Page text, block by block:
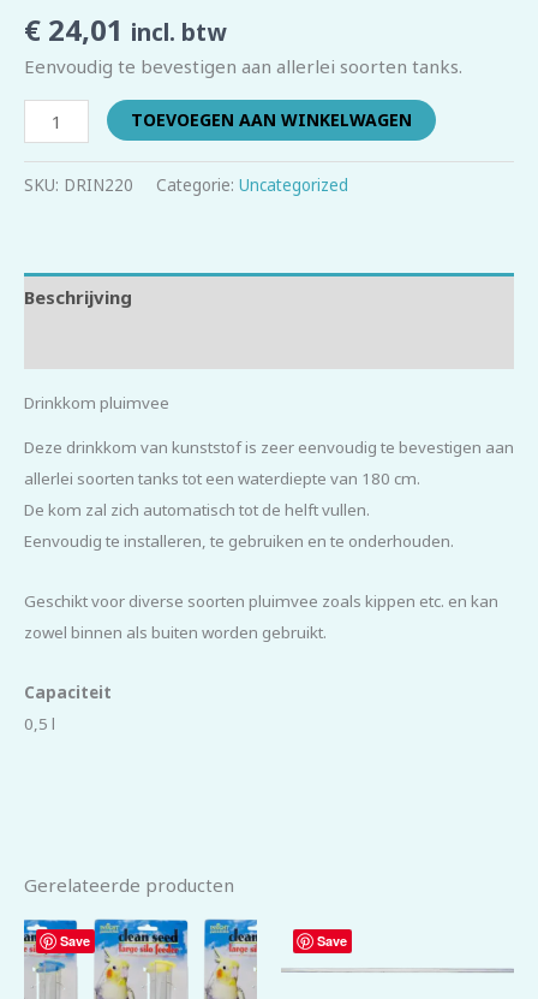
€ 24,01 incl. btw
Eenvoudig te bevestigen aan allerlei soorten tanks.
TOEVOEGEN AAN WINKELWAGEN
SKU: DRIN220 Categorie: Uncategorized
Beschrijving
Drinkkom pluimvee
Deze drinkkom van kunststof is zeer eenvoudig te bevestigen aan
allerlei soorten tanks tot een waterdiepte van 180 cm.
De kom zal zich automatisch tot de helft vullen.
Eenvoudig te installeren, te gebruiken en te onderhouden.
Geschikt voor diverse soorten pluimvee zoals kippen etc. en kan
zowel binnen als buiten worden gebruikt.
Capaciteit
0,5 l
Gerelateerde producten
Save Save